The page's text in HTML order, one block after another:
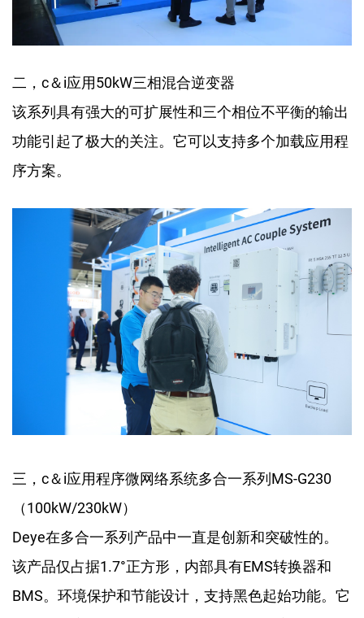
二，c＆i应用50kW三相混合逆变器
该系列具有强大的可扩展性和三个相位不平衡的输出
功能引起了极大的关注。它可以支持多个加载应用程
序方案。
三，c＆i应用程序微网络系统多合一系列MS-G230
（100kW/230kW）
Deye在多合一系列产品中一直是创新和突破性的。
该产品仅占据1.7°正方形，内部具有EMS转换器和
BMS。环境保护和节能设计，支持黑色起始功能。它